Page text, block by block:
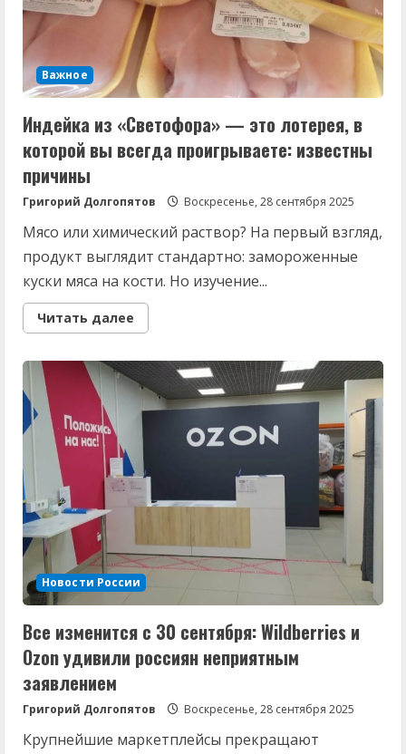
Важное
Индейка из «Светофора» — это лотерея, в
которой вы всегда проигрываете: известны
причины
Григорий Долгопятов Воскресенье, 28 сентября 2025
Мясо или химический раствор? На первый взгляд,
продукт выглядит стандартно: замороженные
куски мяса на кости. Но изучение...
Читать далее
more
из
«Светофора»
—
это
лотерея,
которой
вы
всегда
проигрываете:
известны
причины
Новости России
Все изменится с 30 сентября: Wildberries и
Ozon удивили россиян неприятным
заявлением
Григорий Долгопятов Воскресенье, 28 сентября 2025
Крупнейшие маркетплейсы прекращают